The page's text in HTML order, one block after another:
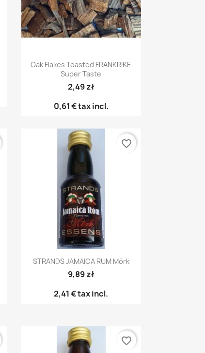
Snabbvy
Oak Flakes Toasted FRANKRIKE
Super Taste
2,49 zł
0,61 €tax incl.
Snabbvy
STRANDS JAMAICA RUM Mörk
9,89 zł
2,41 €tax incl.
favorite_border
favorite_border